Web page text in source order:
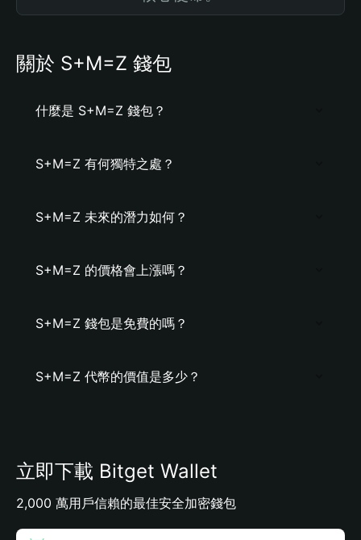
關於 S+M=Z 錢包
什麼是 S+M=Z 錢包？
S+M=Z 有何獨特之處？
S+M=Z 未來的潛力如何？
S+M=Z 的價格會上漲嗎？
S+M=Z 錢包是免費的嗎？
S+M=Z 代幣的價值是多少？
立即下載 Bitget Wallet
2,000 萬用戶信賴的最佳安全加密錢包